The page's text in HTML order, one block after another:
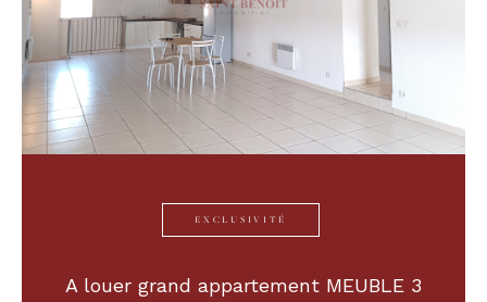
EXCLUSIVITÉ
A louer grand appartement MEUBLE 3